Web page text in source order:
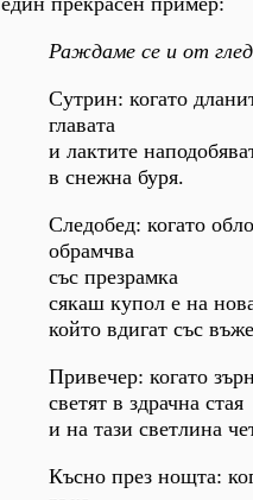
Раждаме се и от
Сутрин: когато
главата
и лактите
в снежна буря.
Следобед: когато
обрамчва
със презрамка
сякаш купол е на
който вдигат със
Привечер: когато
светят в здрачна стая
и на тази светлина
Късно през нощта: